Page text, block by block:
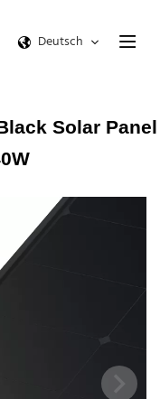
Deutsch
Solar Panel